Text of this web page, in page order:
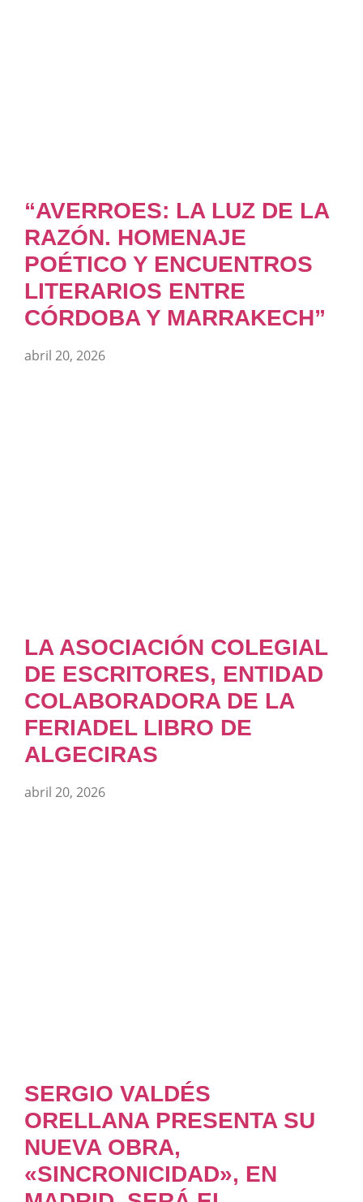
“AVERROES: LA LUZ DE LA
RAZÓN. HOMENAJE
POÉTICO Y ENCUENTROS
LITERARIOS ENTRE
CÓRDOBA Y MARRAKECH”
abril 20, 2026
LA ASOCIACIÓN COLEGIAL
DE ESCRITORES, ENTIDAD
COLABORADORA DE LA
FERIADEL LIBRO DE
ALGECIRAS
abril 20, 2026
SERGIO VALDÉS
ORELLANA PRESENTA SU
NUEVA OBRA,
«SINCRONICIDAD», EN